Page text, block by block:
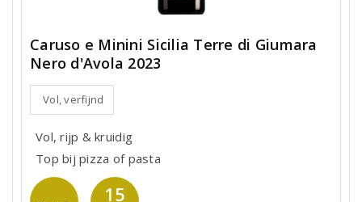
Caruso e Minini Sicilia Terre di Giumara
Nero d'Avola 2023
Vol, verfijnd
Vol, rijp & kruidig
Top bij pizza of pasta
15